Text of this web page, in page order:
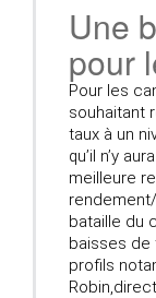
Une
pour
Pour les
souhaitant
taux à un
qu’il n’y
meilleure
bataille du
baisses de
profils